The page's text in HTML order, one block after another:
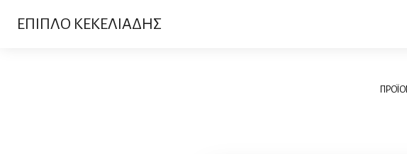
ΕΠΙΠΛΟ ΚΕΚΕΛΙΑΔΗΣ